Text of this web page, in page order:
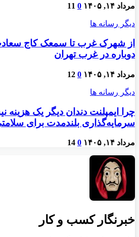
مرداد ۱۴, ۱۴۰۵ 0
11
دیگر رسانه ها
از شهرک غرب تا سمعک کاج
دوباره در غرب تهران
مرداد ۱۴, ۱۴۰۵ 0
12
دیگر رسانه ها
چرا ایمپلنت دندان دیگر یک هزینه
سرمایه‌گذاری بلندمدت برای
مرداد ۱۴, ۱۴۰۵ 0
14
خبرنگار کسب و کار